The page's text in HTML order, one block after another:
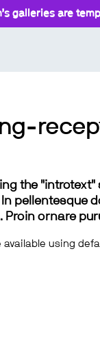
galleries are
the
pellentesque
ornare
using